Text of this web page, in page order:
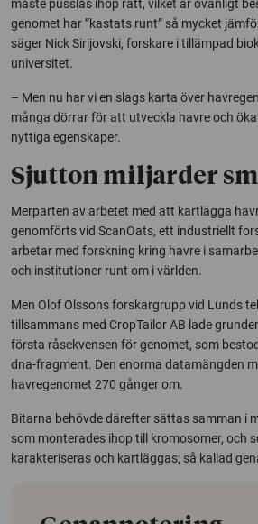
måste pusslas ihop rätt, vilket är ovanligt
genomet har ”kastats runt” så mycket
säger Nick Sirijovski, forskare i tillämpad
universitet.
– Men nu har vi en slags karta över
många dörrar för att utveckla havre och
nyttiga egenskaper.
Sjutton miljarder
Merparten av arbetet med att kartlägga
genomförts vid ScanOats, ett industriellt
arbetar med forskning kring havre i
och institutioner runt om i världen.
Men Olof Olssons forskargrupp vid Lunds
tillsammans med CropTailorAB lade
första råsekvensen för genomet, som
dna-fragment. Den enorma datamängden
havregenomet 270 gånger om.
Bitarna behövde därefter sättas samman i
som monterades ihop till kromosomer, och
karakteriseras och kartläggas; så kallad